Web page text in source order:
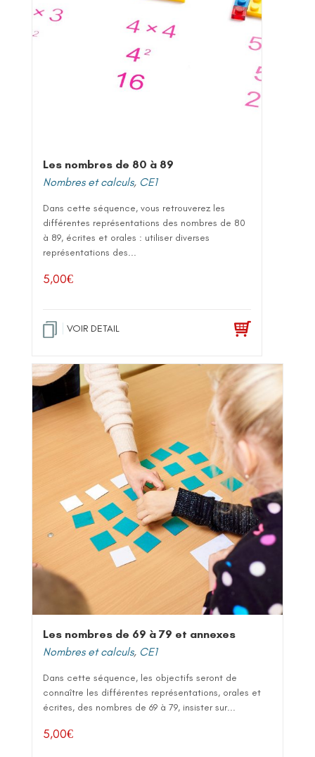
Les nombres de 80 à 89
Nombres et calculs, CE1
Dans cette séquence, vous retrouverez les
différentes représentations des nombres de 80
à 89, écrites et orales : utiliser diverses
représentations des...
5,00€
VOIR DETAIL
Les nombres de 69 à 79 et annexes
Nombres et calculs, CE1
Dans cette séquence, les objectifs seront de
connaître les différentes représentations, orales et
écrites, des nombres de 69 à 79, insister sur...
5,00€